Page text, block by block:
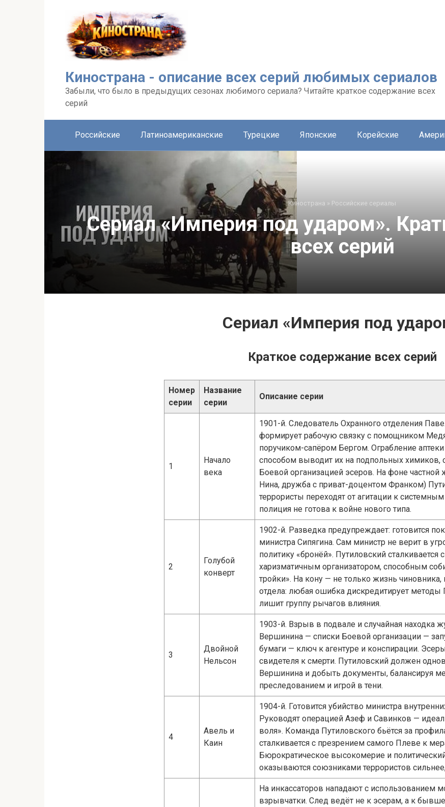
Кинострана - описание всех серий любимых сериалов
Забыли, что было в предыдущих сезонах любимого сериала? Читайте краткое содержание всех
серий
Российские Латиноамериканские Турецкие Японские Корейские
Кинострана » Российские сериалы
Сериал «Империя под ударом».
всех серий
Сериал «Империя под
Краткое содержание всех серий
Номер
серии
Название
серии
Описание серии
1
Начало
века
1901-й. Следователь Охранного отделения
формирует рабочую связку с помощником
поручиком-сапёром Бергом. Ограбление
способом выводит их на подпольных химиков,
Боевой организацией эсеров. На фоне частной
Нина, дружба с приват-доцентом Франком)
террористы переходят от агитации к системным
полиция не готова к войне нового типа.
2
Голубой
конверт
1902-й. Разведка предупреждает: готовится
министра Сипягина. Сам министр не верит в
политику «бронёй». Путиловский сталкивается
харизматичным организатором, способным
тройки». На кону — не только жизнь чиновника,
отдела: любая ошибка дискредитирует методы
лишит группу рычагов влияния.
3
Двойной
Нельсон
1903-й. Взрыв в подвале и случайная находка
Вершинина — списки Боевой организации —
бумаги — ключ к агентуре и конспирации.
свидетеля к смерти. Путиловский должен
Вершинина и добыть документы, балансируя
преследованием и игрой в тени.
4
Авель и
Каин
1904-й. Готовится убийство министра
Руководят операцией Азеф и Савинков —
воля». Команда Путиловского бьётся за
сталкивается с презрением самого Плеве к
Бюрократическое высокомерие и
оказываются союзниками террористов
На инкассаторов нападают с использованием
взрывчатки. След ведёт не к эсерам, а к